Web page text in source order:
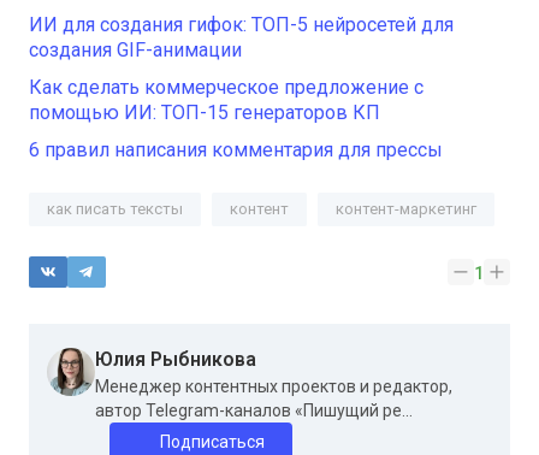
ИИ для создания гифок: ТОП-5 нейросетей для
создания GIF-анимации
Как сделать коммерческое предложение с
помощью ИИ: ТОП-15 генераторов КП
6 правил написания комментария для прессы
как писать тексты контент контент-маркетинг
1
Юлия Рыбникова
Менеджер контентных проектов и редактор,
автор Telegram-каналов «Пишущий ре...
Подписаться